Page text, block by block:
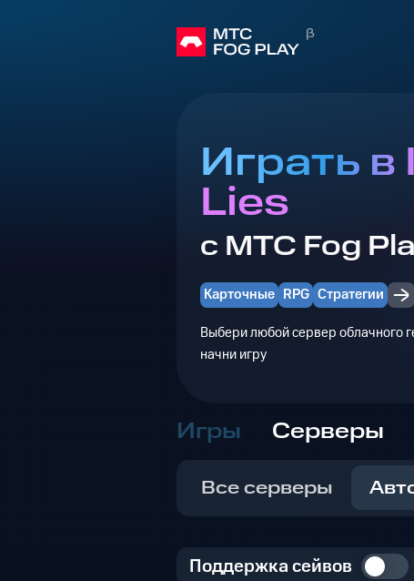
Играть в
Lies
с МТС Fog
Карточные RPG Стратегии
Выбери любой сервер облачного
начни игру
Игры Серверы
Все серверы
Поддержка сейвов